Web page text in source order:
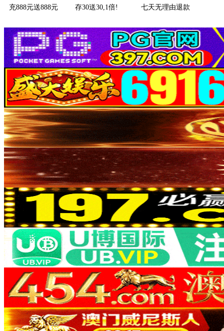
充888元送888元 存30送30,1倍! 七天无理由退款